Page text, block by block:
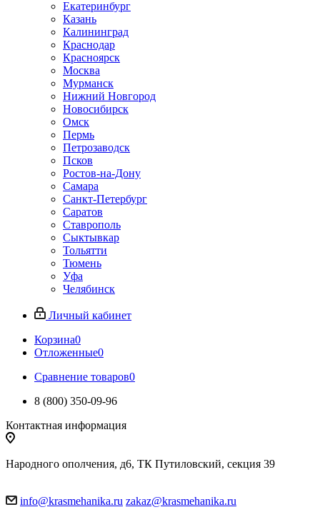
Екатеринбург
Казань
Калининград
Краснодар
Красноярск
Москва
Мурманск
Нижний Новгород
Новосибирск
Омск
Пермь
Петрозаводск
Псков
Ростов-на-Дону
Самара
Санкт-Петербург
Саратов
Ставрополь
Сыктывкар
Тольятти
Тюмень
Уфа
Челябинск
Личный кабинет
Корзина0
Отложенные0
Сравнение товаров0
8 (800) 350-09-96
Контактная информация
Народного ополчения, д6, ТК Путиловский, секция 39
info@krasmehanika.ru zakaz@krasmehanika.ru